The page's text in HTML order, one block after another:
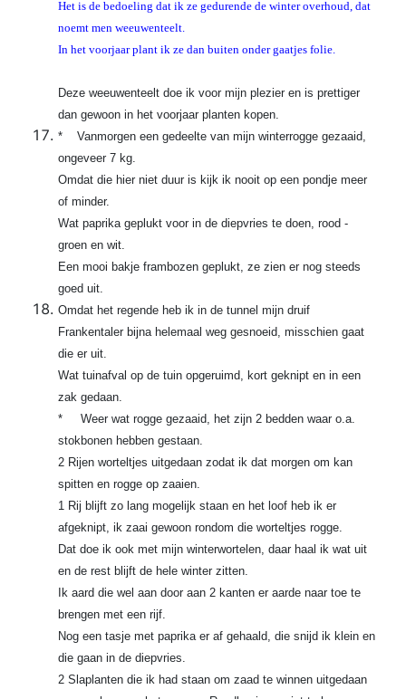
Het is de bedoeling dat ik ze gedurende de winter overhoud, dat
noemt men weeuwenteelt.
In het voorjaar plant ik ze dan buiten onder gaatjes folie.
Deze weeuwenteelt doe ik voor mijn plezier en is prettiger
dan gewoon in het voorjaar planten kopen.
* Vanmorgen een gedeelte van mijn winterrogge gezaaid,
ongeveer 7 kg.
Omdat die hier niet duur is kijk ik nooit op een pondje meer
of minder.
Wat paprika geplukt voor in de diepvries te doen, rood -
groen en wit.
Een mooi bakje frambozen geplukt, ze zien er nog steeds
goed uit.
Omdat het regende heb ik in de tunnel mijn druif
Frankentaler bijna helemaal weg gesnoeid, misschien gaat
die er uit.
Wat tuinafval op de tuin opgeruimd, kort geknipt en in een
zak gedaan.
* Weer wat rogge gezaaid, het zijn 2 bedden waar o.a.
stokbonen hebben gestaan.
2 Rijen worteltjes uitgedaan zodat ik dat morgen om kan
spitten en rogge op zaaien.
1 Rij blijft zo lang mogelijk staan en het loof heb ik er
afgeknipt, ik zaai gewoon rondom die worteltjes rogge.
Dat doe ik ook met mijn winterwortelen, daar haal ik wat uit
en de rest blijft de hele winter zitten.
Ik aard die wel aan door aan 2 kanten er aarde naar toe te
brengen met een rijf.
Nog een tasje met paprika er af gehaald, die snijd ik klein en
die gaan in de diepvries.
2 Slaplanten die ik had staan om zaad te winnen uitgedaan